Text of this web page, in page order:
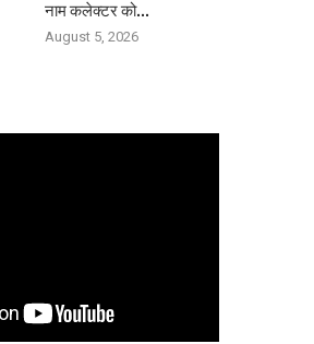
नाम कलेक्टर को...
August 5, 2026